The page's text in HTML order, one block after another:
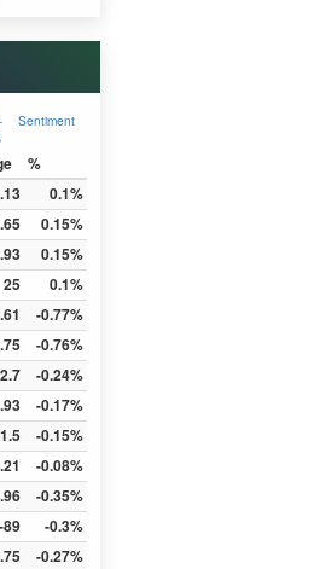
Sentiment
%
0.1%
0.15%
0.15%
25
0.1%
-0.77%
-0.76%
-0.24%
-0.17%
-0.15%
-0.08%
-0.35%
-89
-0.3%
-0.27%